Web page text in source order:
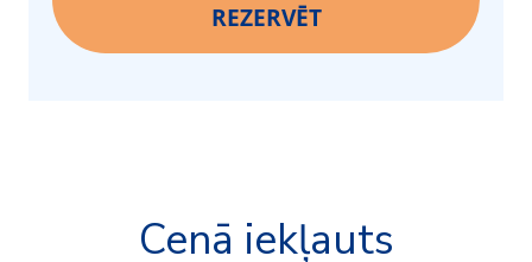
REZERVĒT
Cenā iekļauts